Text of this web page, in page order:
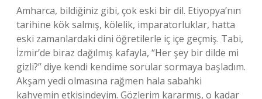
Amharca, bildiğiniz gibi, çok eski bir dil. Etiyopya’nın
tarihine kök salmış, kölelik, imparatorluklar, hatta
eski zamanlardaki dini öğretilerle iç içe geçmiş. Tabi,
İzmir’de biraz dağılmış kafayla, “Her şey bir dilde mi
gizli?” diye kendi kendime sorular sormaya başladım.
Akşam yedi olmasına rağmen hala sabahki
kahvemin etkisindeyim. Gözlerim kararmış, o kadar